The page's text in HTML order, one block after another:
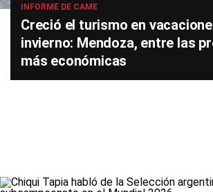
INFORME DE CAME
Creció el turismo en
invierno: Mendoza, entre las
más económicas